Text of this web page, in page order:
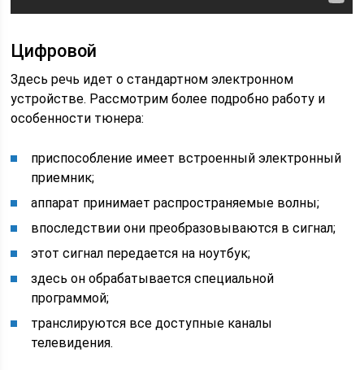
Цифровой
Здесь речь идет о стандартном электронном
устройстве. Рассмотрим более подробно работу и
особенности тюнера:
приспособление имеет встроенный электронный
приемник;
аппарат принимает распространяемые волны;
впоследствии они преобразовываются в сигнал;
этот сигнал передается на ноутбук;
здесь он обрабатывается специальной
программой;
транслируются все доступные каналы
телевидения.